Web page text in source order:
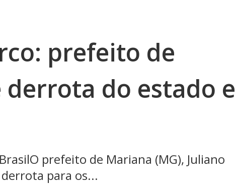
prefeito de
do estado e
prefeito de Mariana (MG), Juliano
para os...